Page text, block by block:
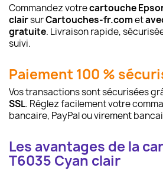
Commandez votrecartouche
clairsurCartouches-fr.comet
gratuite. Livraison rapide,
suivi.
Paiement 100 %
Vos transactions sont sécurisées
SSL. Réglez facilement votre
bancaire, PayPal ou virement
Les avantages de la
T6035 Cyan clair